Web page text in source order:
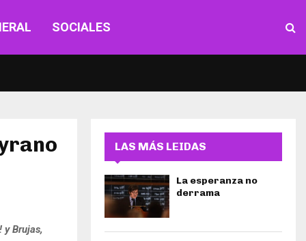
SOCIALES
y Brujas,
LAS MÁS LEIDAS
La esperanza no
derrama